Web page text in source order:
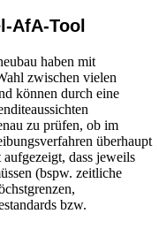
AfA-Tool
haben mit
zwischen vielen
können durch eine
zu prüfen, ob im
überhaupt
dass jeweils
(bspw. zeitliche
bzw.